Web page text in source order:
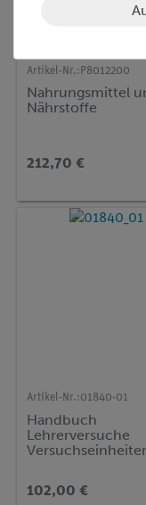
Artikel-Nr.: P8012200
Nahrungsmittel
Nährstoffe
212,70 €
Artikel-Nr.:01840-01
Handbuch
Lehrerversuche
Chemie (FCT)
102,00 €